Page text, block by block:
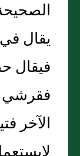
يقال
فيقال
فقرشي
الآخر